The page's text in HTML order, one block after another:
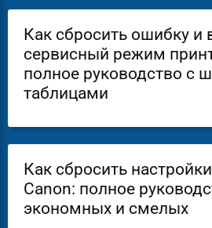
Как сбросить ошибку и
сервисный режим
полное руководство с
таблицами
Как сбросить
Canon: полное
экономных и смелых